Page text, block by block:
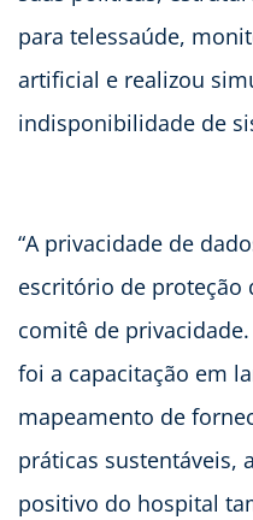
para telessaúde,
artificial e realizou
indisponibilidade de
“A privacidade de
escritório de proteção
comitê de
foi a capacitação em
mapeamento de
práticas sustentáveis,
positivo do hospital